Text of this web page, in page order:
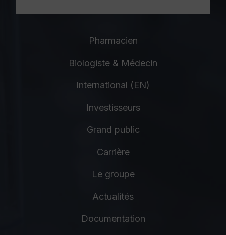
Pharmacien
Biologiste & Médecin
International (EN)
Investisseurs
Grand public
Carrière
Le groupe
Actualités
Documentation